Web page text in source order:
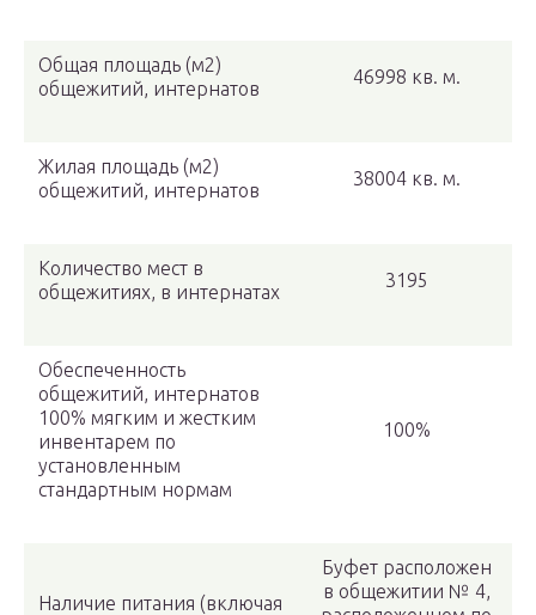
Общая площадь (м2)
общежитий, интернатов
46998 кв. м.
Жилая площадь (м2)
общежитий, интернатов
38004 кв. м.
Количество мест в
общежитиях, в интернатах
3195
Обеспеченность
общежитий, интернатов
100% мягким и жестким
инвентарем по
установленным
стандартным нормам
100%
Наличие питания (включая
Буфет расположен
в общежитии № 4,